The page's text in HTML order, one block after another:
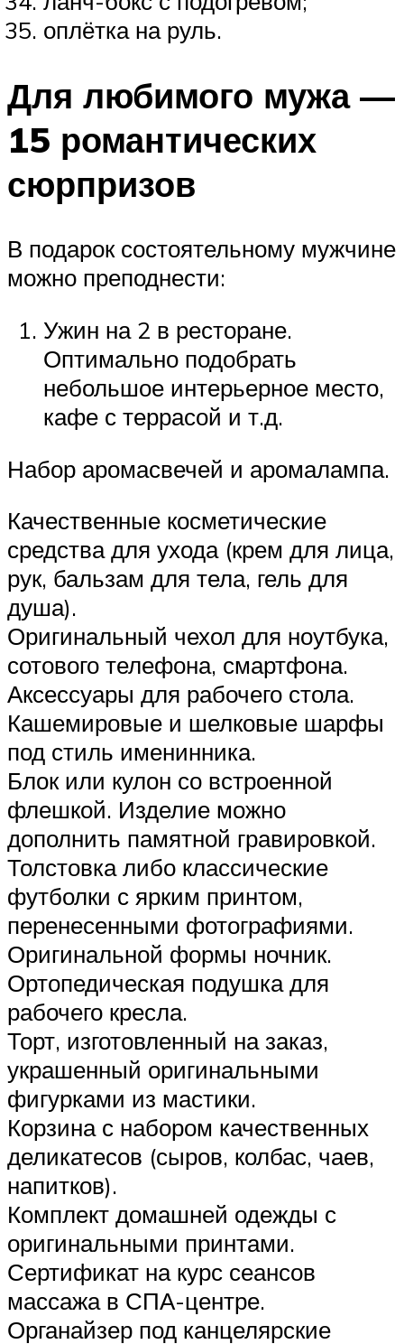
оплётка на руль.
Для любимого мужа —
15 романтических
сюрпризов
В подарок состоятельному мужчине
можно преподнести:
Ужин на 2 в ресторане.
Оптимально подобрать
небольшое интерьерное место,
кафе с террасой и т.д.
Набор аромасвечей и аромалампа.
Качественные косметические
средства для ухода (крем для лица,
рук, бальзам для тела, гель для
душа).
Оригинальный чехол для ноутбука,
сотового телефона, смартфона.
Аксессуары для рабочего стола.
Кашемировые и шелковые шарфы
под стиль именинника.
Блок или кулон со встроенной
флешкой. Изделие можно
дополнить памятной гравировкой.
Толстовка либо классические
футболки с ярким принтом,
перенесенными фотографиями.
Оригинальной формы ночник.
Ортопедическая подушка для
рабочего кресла.
Торт, изготовленный на заказ,
украшенный оригинальными
фигурками из мастики.
Корзина с набором качественных
деликатесов (сыров, колбас, чаев,
напитков).
Комплект домашней одежды с
оригинальными принтами.
Сертификат на курс сеансов
массажа в СПА-центре.
Органайзер под канцелярские